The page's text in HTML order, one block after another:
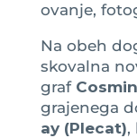
ovanje,
Na obeh
skovalna
graf
grajenega
ay (Plecat),